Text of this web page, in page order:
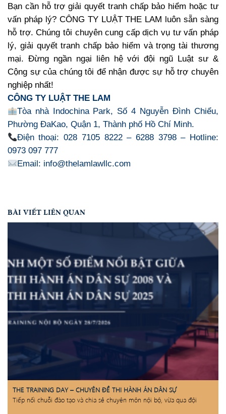
Bạn cần hỗ trợ giải quyết tranh chấp bảo hiểm hoặc tư
vấn pháp lý? CÔNG TY LUẬT THE LAM luôn sẵn sàng
hỗ trợ. Chúng tôi chuyên cung cấp dịch vụ tư vấn pháp
lý, giải quyết tranh chấp bảo hiểm và trọng tài thương
mại. Đừng ngần ngại liên hệ với đội ngũ Luật sư &
Cộng sự của chúng tôi để nhận được sự hỗ trợ chuyên
nghiệp nhất!
CÔNG TY LUẬT THE LAM
Tòa nhà Indochina Park, Số 4 Nguyễn Đình Chiểu,
Phường ĐaKao, Quận 1, Thành phố Hồ Chí Minh.
Điện thoại: 028 7105 8222 – 6288 3798 – Hotline:
0973 097 777
Email: info@thelamlawllc.com
BÀI VIẾT LIÊN QUAN
THE TRAINING DAY – CHUYÊN ĐỀ THI HÀNH ÁN DÂN SỰ
Tiếp nối chuỗi đào tạo và chia sẻ chuyên môn nội bộ, vừa qua đội